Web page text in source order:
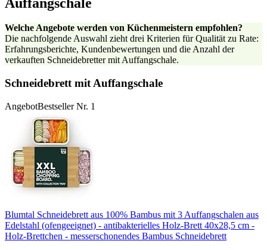
Welche Angebote werden von Küchenmeistern empfohlen?
Die nachfolgende Auswahl zieht drei Kriterien für Qualität zu Rate:
Erfahrungsberichte, Kundenbewertungen und die Anzahl der
verkauften Schneidebretter mit Auffangschale.
Schneidebrett mit Auffangschale
AngebotBestseller Nr. 1
Blumtal Schneidebrett aus 100% Bambus mit 3 Auffangschalen aus
Edelstahl (ofengeeignet) - antibakterielles Holz-Brett 40x28,5 cm -
Holz-Brettchen - messerschonendes Bambus Schneidebrett